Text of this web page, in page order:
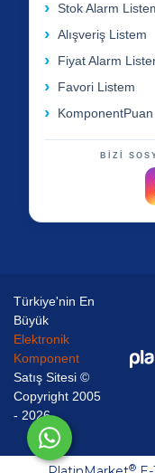
Stok Alarm
Alışveriş Listem
Fiyat Alarm
Favori Listem
KomponentPuan
BİZİ
Türkiye'nin En
Büyük
Elektronik
Komponent
Satış Sitesi ©
Copyright 2005
- 2026
®